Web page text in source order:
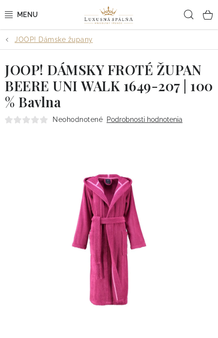
na
POSTEĽNÉ OBLIEČKY
POSTEĽNÉ PLACHTY
PREHOZY A PAPLÓNY
VANKÚŠE A OBLIEČKY
Doprava
Kontakt
Obchodné podmienky
Podmienky ochrany osobných údajov
Vrátenie tovaru
JOOP! Dámske župany
JOOP! DÁMSKY FROTÉ ŽUPAN
BEERE UNI WALK 1649-207 | 100
% Bavlna
Neohodnotené Podrobnosti hodnotenia